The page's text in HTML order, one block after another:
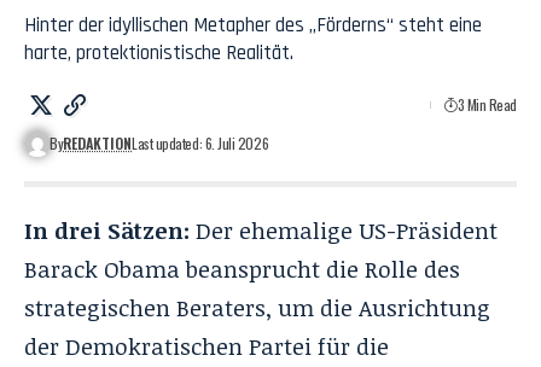
Hinter der idyllischen Metapher des „Förderns“ steht eine
harte, protektionistische Realität.
ByREDAKTIONLast updated: 6. Juli 2026
3 Min Read
In drei Sätzen: Der ehemalige US-Präsident
Barack Obama beansprucht die Rolle des
strategischen Beraters, um die Ausrichtung
der Demokratischen Partei für die